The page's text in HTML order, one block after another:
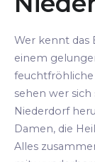
Wer kennt das
einem
feuchtfröhliche
sehen wer
Niederdorf
Damen, die
Alles